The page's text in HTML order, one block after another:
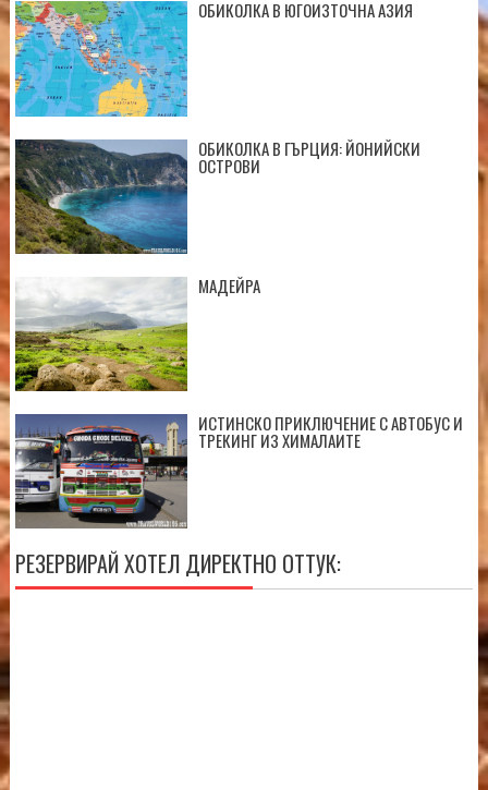
ОБИКОЛКА В ЮГОИЗТОЧНА АЗИЯ
ОБИКОЛКА В ГЪРЦИЯ: ЙОНИЙСКИ
ОСТРОВИ
МАДЕЙРА
ИСТИНСКО ПРИКЛЮЧЕНИЕ С АВТОБУС И
ТРЕКИНГ ИЗ ХИМАЛАИТЕ
РЕЗЕРВИРАЙ ХОТЕЛ ДИРЕКТНО ОТТУК: